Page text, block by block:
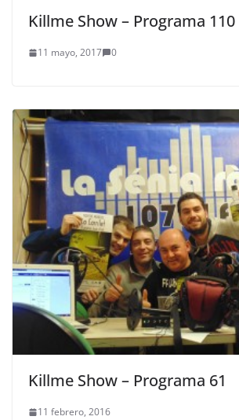
Killme Show – Programa 110
11 mayo, 2017 0
Killme Show – Programa 61
11 febrero, 2016